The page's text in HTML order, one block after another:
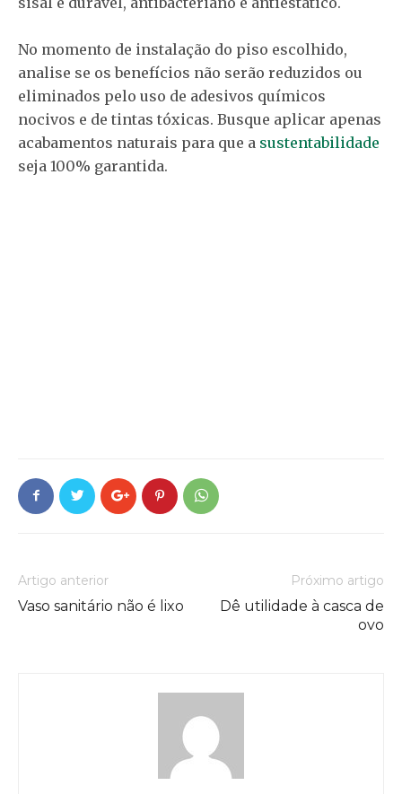
No momento de instalação do piso escolhido,
analise se os benefícios não serão reduzidos ou
eliminados pelo uso de adesivos químicos
nocivos e de tintas tóxicas. Busque aplicar apenas
acabamentos naturais para que a sustentabilidade
seja 100% garantida.
Artigo anterior
Vaso sanitário não é lixo
Próximo artigo
Dê utilidade à casca de
ovo